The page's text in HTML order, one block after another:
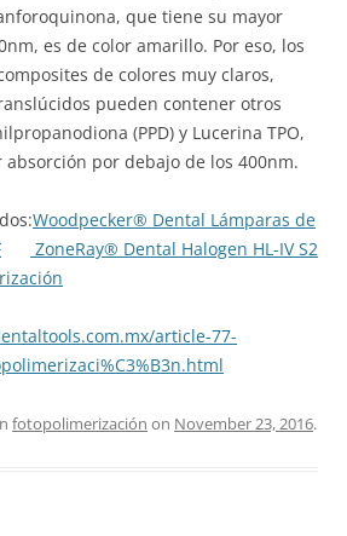
que tiene su mayor
es de color amarillo. Por eso, los
de colores muy claros,
pueden contener otros
(PPD) y Lucerina TPO,
por debajo de los 400nm.
Woodpecker® Dental Lámparas de
ZoneRay® Dental Halogen HL-IV S2
article-77-
fotopolimerización on November 23, 2016.